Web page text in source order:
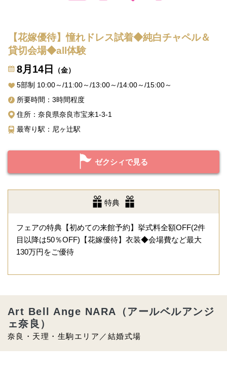
【花嫁優待】憧れドレス試着◆純白チャペル＆
貸切会場◆all体験
8月14日
（金）
5部制 10:00～/11:00～/13:00～/14:00～/15:00～
所要時間：3時間程度
住所：奈良県奈良市宝来1-3-1
最寄り駅：尼ヶ辻駅
ゼクシィで見る
特典
フェアの特典【初めての来館予約】挙式料全額OFF(2件
目以降は50％OFF)【花嫁優待】衣装◆会場費など最大
130万円をご優待
奈良・天理・生駒エリア／結婚式場
Art Bell Ange NARA（アールベルアンジ
ェ奈良）